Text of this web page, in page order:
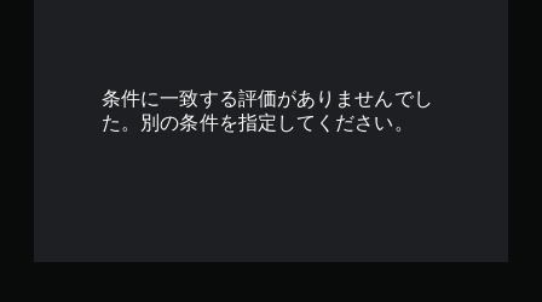
条件に一致する評価がありませんでし
た。別の条件を指定してください。